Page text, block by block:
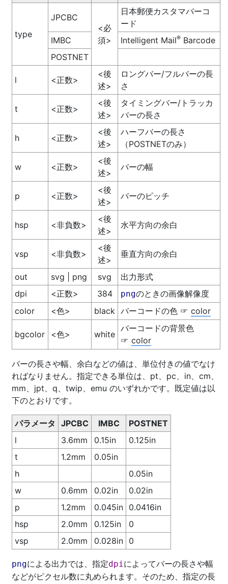
type
JPCBC
<必
須>
日本郵便カスタマバーコ
ード
IMBC
Intelligent Mail®Barcode
POSTNET
l <正数>
<後
述>
ロングバー/フルバーの長
さ
t <正数>
<後
述>
タイミングバー/トラッカ
バーの長さ
h <正数>
<後
述>
ハーフバーの長さ
（POSTNETのみ）
w <正数>
<後
述>
バーの幅
p <正数>
<後
述>
バーのピッチ
hsp <非負数>
<後
述>
水平方向の余白
vsp <非負数>
<後
述>
垂直方向の余白
out svg | png svg
出力形式
dpi
<正数> 384 pngのときの画像解像度
color
<色> black バーコードの色 ☞ color
bgcolor <色> white
バーコードの背景色
☞ color
バーの長さや幅、余白などの値は、単位付きの値でなけ
ればなりません。指定できる単位は、pt、pc、in、cm、
mm、jpt、q、twip、emu のいずれかです。既定値は以
下のとおりです。
パラメータ JPCBC IMBC
POSTNET
l
3.6mm 0.15in
0.125in
t
1.2mm
0.05in
h
0.05in
w
0.6mm 0.02in
0.02in
p
1.2mm 0.045in
0.0416in
hsp
2.0mm 0.125in
0
vsp
2.0mm 0.028in 0
pngによる出力では、指定dpiによってバーの長さや幅
などがピクセル数に丸められます。そのため、指定の長